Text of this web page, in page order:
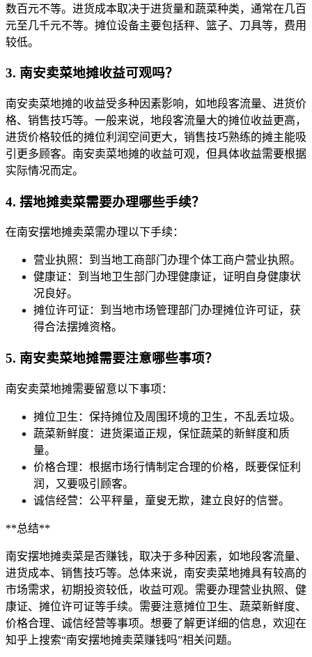
数百元不等。进货成本取决于进货量和蔬菜种类，通常在几百
元至几千元不等。摊位设备主要包括秤、篮子、刀具等，费用
较低。
3. 南安卖菜地摊收益可观吗？
南安卖菜地摊的收益受多种因素影响，如地段客流量、进货价
格、销售技巧等。一般来说，地段客流量大的摊位收益更高，
进货价格较低的摊位利润空间更大，销售技巧熟练的摊主能吸
引更多顾客。南安卖菜地摊的收益可观，但具体收益需要根据
实际情况而定。
4. 摆地摊卖菜需要办理哪些手续？
在南安摆地摊卖菜需办理以下手续：
营业执照：到当地工商部门办理个体工商户营业执照。
健康证：到当地卫生部门办理健康证，证明自身健康状
况良好。
摊位许可证：到当地市场管理部门办理摊位许可证，获
得合法摆摊资格。
5. 南安卖菜地摊需要注意哪些事项？
南安卖菜地摊需要留意以下事项：
摊位卫生：保持摊位及周围环境的卫生，不乱丢垃圾。
蔬菜新鲜度：进货渠道正规，保怔蔬菜的新鲜度和质
量。
价格合理：根据市场行情制定合理的价格，既要保怔利
润，又要吸引顾客。
诚信经营：公平秤量，童叟无欺，建立良好的信誉。
**总结**
南安摆地摊卖菜是否赚钱，取决于多种因素，如地段客流量、
进货成本、销售技巧等。总体来说，南安卖菜地摊具有较高的
市场需求，初期投资较低，收益可观。需要办理营业执照、健
康证、摊位许可证等手续。需要注意摊位卫生、蔬菜新鲜度、
价格合理、诚信经营等事项。想要了解更详细的信息，欢迎在
知乎上搜索“南安摆地摊卖菜赚钱吗”相关问题。